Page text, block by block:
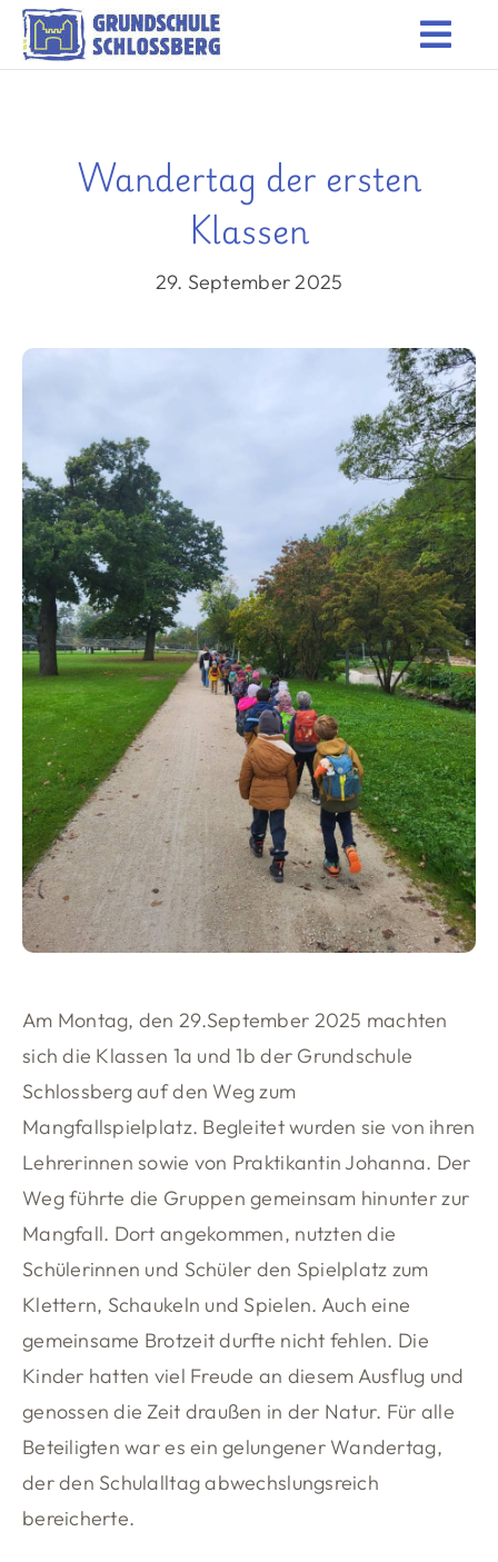
Zum
Inhalt
Unsere Schule
Wandertag der ersten
Klassen
29. September 2025
Am Montag, den 29.September 2025 machten
sich die Klassen 1a und 1b der Grundschule
Schlossberg auf den Weg zum
Mangfallspielplatz. Begleitet wurden sie von ihren
Lehrerinnen sowie von Praktikantin Johanna. Der
Weg führte die Gruppen gemeinsam hinunter zur
Mangfall. Dort angekommen, nutzten die
Schülerinnen und Schüler den Spielplatz zum
Klettern, Schaukeln und Spielen. Auch eine
gemeinsame Brotzeit durfte nicht fehlen. Die
Kinder hatten viel Freude an diesem Ausflug und
genossen die Zeit draußen in der Natur. Für alle
Beteiligten war es ein gelungener Wandertag,
der den Schulalltag abwechslungsreich
bereicherte.